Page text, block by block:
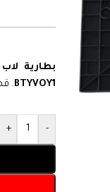
بطارية
BTYVOY1
.
-
+